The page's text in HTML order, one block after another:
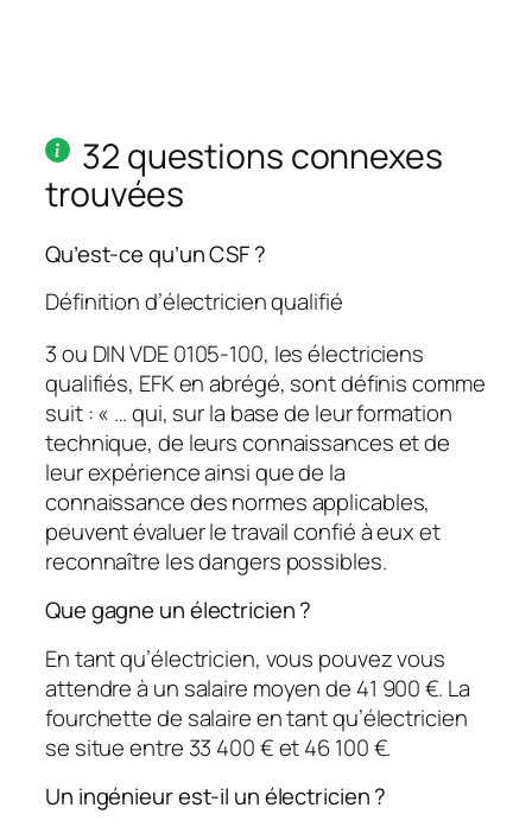
32 questions connexes
trouvées
Qu’est-ce qu’un CSF ?
Définition d’électricien qualifié
3 ou DIN VDE 0105-100, les électriciens
qualifiés, EFK en abrégé, sont définis comme
suit : « … qui, sur la base de leur formation
technique, de leurs connaissances et de
leur expérience ainsi que de la
connaissance des normes applicables,
peuvent évaluer le travail confié à eux et
reconnaître les dangers possibles.
Que gagne un électricien ?
En tant qu’électricien, vous pouvez vous
attendre à un salaire moyen de 41 900 €. La
fourchette de salaire en tant qu’électricien
se situe entre 33 400 € et 46 100 €.
Un ingénieur est-il un électricien ?